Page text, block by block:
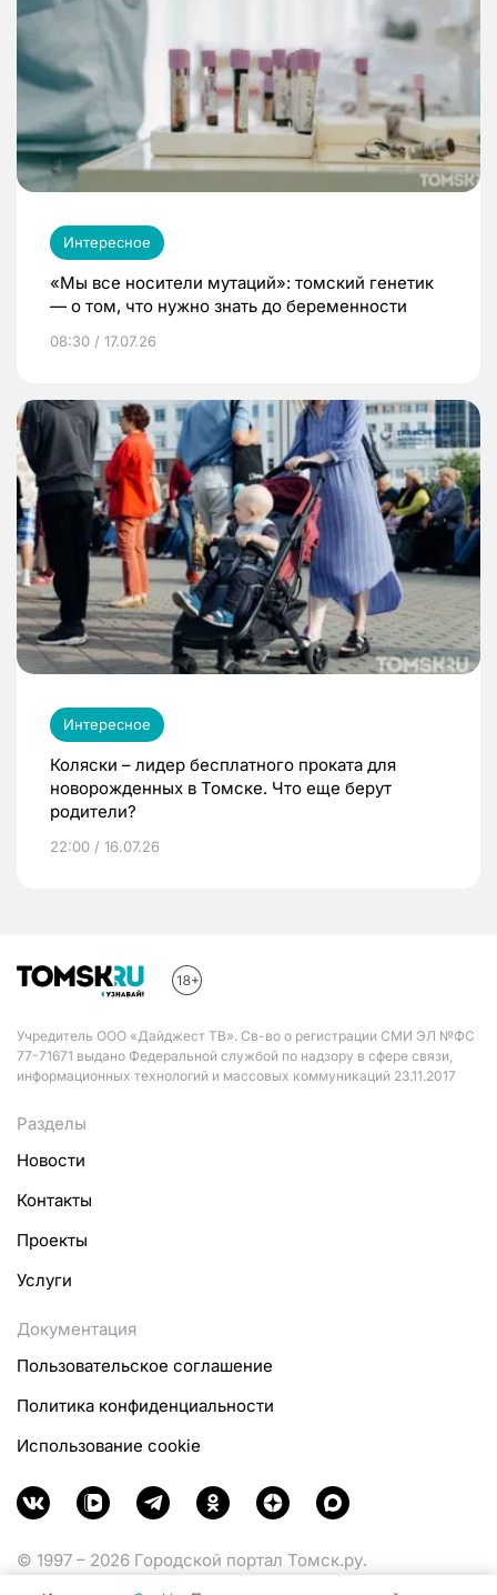
Интересное
«Мы все носители мутаций»: томский генетик
— о том, что нужно знать до беременности
08:30 / 17.07.26
Интересное
Коляски – лидер бесплатного проката для
новорожденных в Томске. Что еще берут
родители?
22:00 / 16.07.26
Учредитель ООО «Дайджест ТВ». Св-во о регистрации СМИ ЭЛ №ФС
77-71671 выдано Федеральной службой по надзору в сфере связи,
информационных технологий и массовых коммуникаций 23.11.2017
Разделы
Новости
Контакты
Проекты
Услуги
Документация
Пользовательское соглашение
Политика конфиденциальности
Использование cookie
© 1997 – 2026 Городской портал Томск.ру.